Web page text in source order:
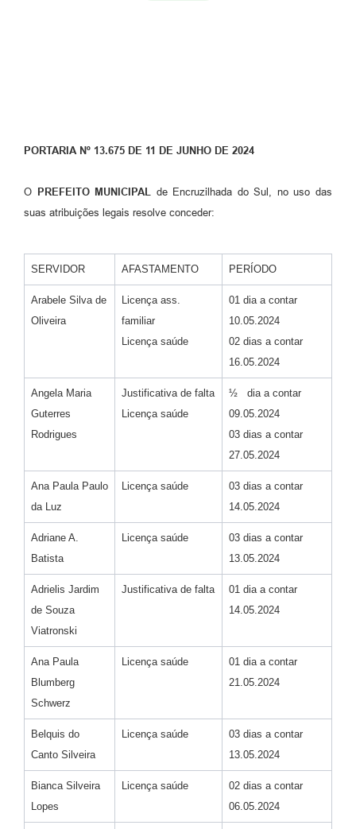
Relação de Medicamentos
Relatório Ouvidoria 2021
Relatório Ouvidoria 2024
PORTARIA Nº 13.675 DE 11 DE JUNHO DE 2024
O PREFEITO MUNICIPAL
de Encruzilhada do Sul, no uso das
suas atribuições legais resolve conceder:
SERVIDOR AFASTAMENTO PERÍODO
Arabele Silva de
Oliveira
Licença ass.
familiar
Licença saúde
01 dia a contar
10.05.2024
02 dias a contar
16.05.2024
Angela Maria
Guterres
Rodrigues
Justificativa de falta
Licença saúde
½ dia a contar
09.05.2024
03 dias a contar
27.05.2024
Ana Paula Paulo
da Luz
Licença saúde
03 dias a contar
14.05.2024
Adriane A.
Batista
Licença saúde
03 dias a contar
13.05.2024
Adrielis Jardim
de Souza
Viatronski
Justificativa de falta
01 dia a contar
14.05.2024
Ana Paula
Blumberg
Schwerz
Licença saúde
01 dia a contar
21.05.2024
Belquis do
Canto Silveira
Licença saúde
03 dias a contar
13.05.2024
Bianca Silveira
Lopes
Licença saúde
02 dias a contar
06.05.2024